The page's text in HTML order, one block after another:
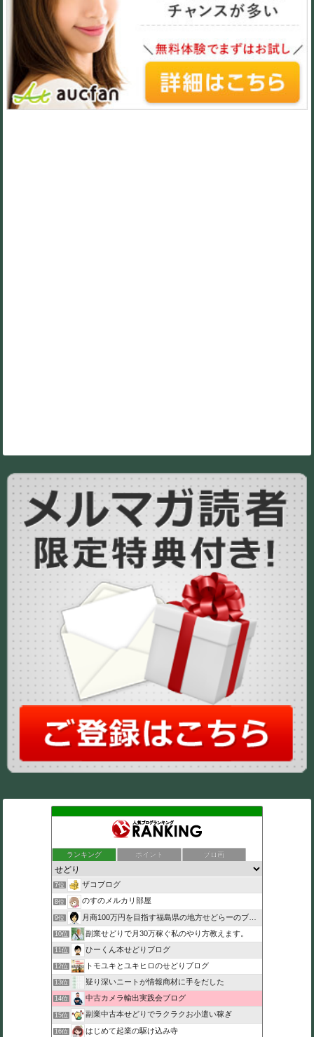
ランキング ポイント ブロ画
7位 ザコブログ
8位 のすのメルカリ部屋
9位 月商100万円を目指す福島県の地方せどらーのブログ
10位 副業せどりで月30万稼ぐ私のやり方教えます。
11位 ひーくん本せどりブログ
12位 トモユキとユキヒロのせどりブログ
13位 疑り深いニートが情報商材に手をだした
14位 中古カメラ輸出実践会ブログ
15位 副業中古本せどりでラクラクお小遣い稼ぎ
16位 はじめて起業の駆け込み寺